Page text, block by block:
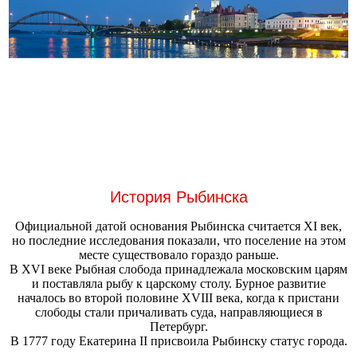
История Рыбинска
Официальной датой основания Рыбинска считается XI век,
но последние исследования показали, что поселение на этом
месте существовало гораздо раньше.
В XVI веке Рыбная слобода принадлежала московским царям
и поставляла рыбу к царскому столу. Бурное развитие
началось во второй половине XVIII века, когда к пристани
слободы стали причаливать суда, направляющиеся в
Петербург.
В 1777 году Екатерина II присвоила Рыбинску статус города.